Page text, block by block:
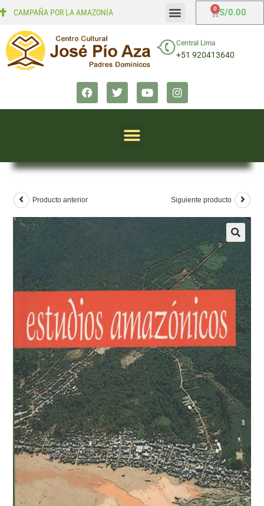
CAMPAÑA POR LA AMAZONÍA S/0.00
Central Lima
+51 920413640
Producto anterior Siguiente producto